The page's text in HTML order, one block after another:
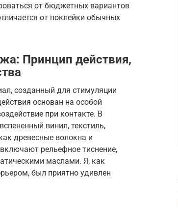
от бюджетных вариантов
от поклейки обычных
Принцип действия,
созданный для стимуляции
основан на особой
при контакте. В
винил, текстиль,
древесные волокна и
рельефное тиснение,
маслами. Я, как
был приятно удивлен